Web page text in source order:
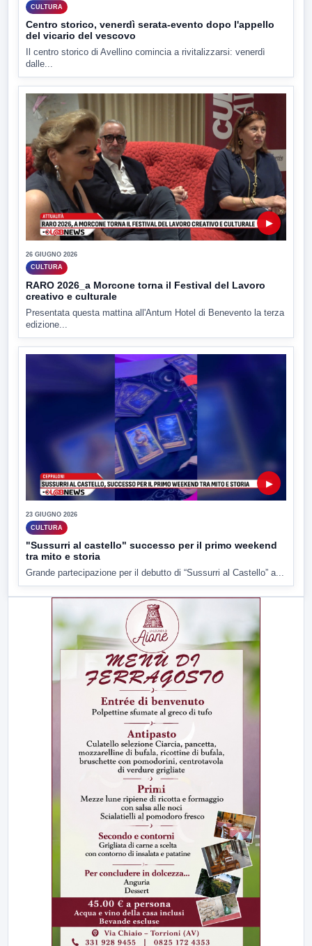
CULTURA
Centro storico, venerdì serata-evento dopo l'appello
del vicario del vescovo
Il centro storico di Avellino comincia a rivitalizzarsi: venerdì
dalle...
▶
26 GIUGNO 2026
CULTURA
RARO 2026_a Morcone torna il Festival del Lavoro
creativo e culturale
Presentata questa mattina all'Antum Hotel di Benevento la terza
edizione...
▶
23 GIUGNO 2026
CULTURA
"Sussurri al castello" successo per il primo weekend
tra mito e storia
Grande partecipazione per il debutto di “Sussurri al Castello” a...